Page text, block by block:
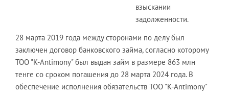
взыскании
задолженности.
28 марта 2019 года между сторонами по делу был
заключен договор банковского займа, согласно которому
ТОО "K-Antimony" был выдан займ в размере 863 млн
тенге со сроком погашения до 28 марта 2024 года. В
обеспечение исполнения обязательств ТОО "K-Antimony"